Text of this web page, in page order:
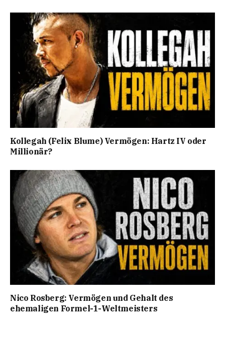
Kollegah (Felix Blume) Vermögen: Hartz IV oder
Millionär?
Nico Rosberg: Vermögen und Gehalt des
ehemaligen Formel-1-Weltmeisters